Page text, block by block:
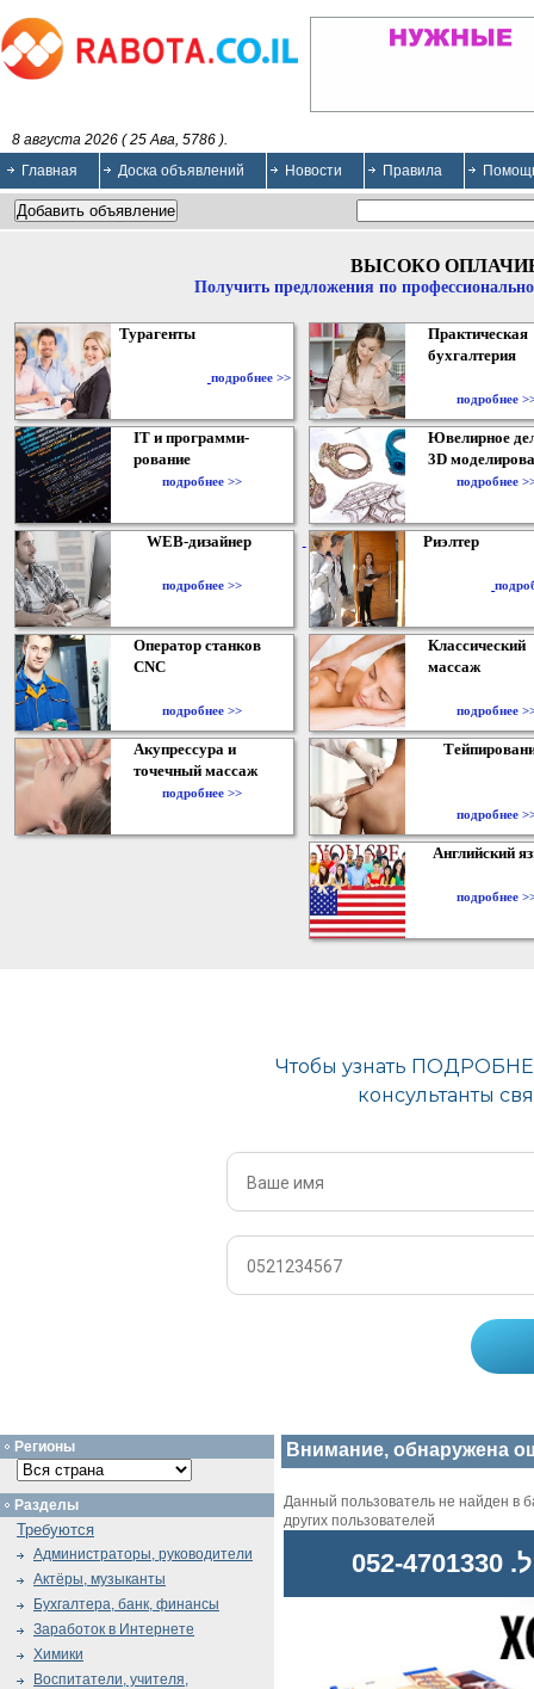
8 августа 2026 ( 25 Ава, 5786 ).
Главная
Доска объявлений Новости Правила
ВЫСОКО
Получить предложения по
Турагенты
подробнее >>
Практическая
бухгалтерия
подробнее
IT и программи-
рование
подробнее >>
Ювелирное
3D
подробнее
WEB-дизайнер
подробнее >>
Риэлтер
Оператор станков
CNC
подробнее >>
Классический
массаж
подробнее
Акупрессура и
точечный массаж
подробнее >>
подробнее
Английский
подробнее
Внимание, обнаружена
Данный пользователь не найден в
других пользователей
Регионы
Разделы
Требуются
Администраторы, руководители
Актёры, музыканты
Бухгалтера, банк, финансы
Заработок в Интернете
Химики
Воспитатели, учителя,